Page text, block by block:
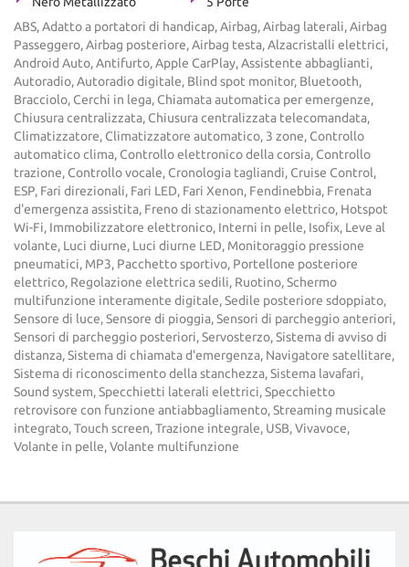
ABS, Adatto a portatori di handicap, Airbag, Airbag laterali, Airbag
Passeggero, Airbag posteriore, Airbag testa, Alzacristalli elettrici,
Android Auto, Antifurto, Apple CarPlay, Assistente abbaglianti,
Autoradio, Autoradio digitale, Blind spot monitor, Bluetooth,
Bracciolo, Cerchi in lega, Chiamata automatica per emergenze,
Chiusura centralizzata, Chiusura centralizzata telecomandata,
Climatizzatore, Climatizzatore automatico, 3 zone, Controllo
automatico clima, Controllo elettronico della corsia, Controllo
trazione, Controllo vocale, Cronologia tagliandi, Cruise Control,
ESP, Fari direzionali, Fari LED, Fari Xenon, Fendinebbia, Frenata
d'emergenza assistita, Freno di stazionamento elettrico, Hotspot
Wi-Fi, Immobilizzatore elettronico, Interni in pelle, Isofix, Leve al
volante, Luci diurne, Luci diurne LED, Monitoraggio pressione
pneumatici, MP3, Pacchetto sportivo, Portellone posteriore
elettrico, Regolazione elettrica sedili, Ruotino, Schermo
multifunzione interamente digitale, Sedile posteriore sdoppiato,
Sensore di luce, Sensore di pioggia, Sensori di parcheggio anteriori,
Sensori di parcheggio posteriori, Servosterzo, Sistema di avviso di
distanza, Sistema di chiamata d'emergenza, Navigatore satellitare,
Sistema di riconoscimento della stanchezza, Sistema lavafari,
Sound system, Specchietti laterali elettrici, Specchietto
retrovisore con funzione antiabbagliamento, Streaming musicale
integrato, Touch screen, Trazione integrale, USB, Vivavoce,
Volante in pelle, Volante multifunzione